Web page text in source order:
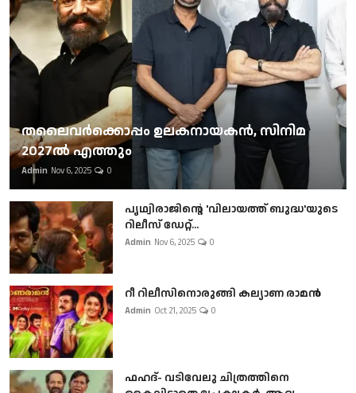
തലൈവര്‍ക്കൊപ്പം ഉലകനായകന്‍, സിനിമ
2027ല്‍ എത്തും
Admin Nov 6, 2025 0
പൃഥ്വിരാജിന്റെ 'വിലായത്ത് ബുദ്ധ'യുടെ
റിലീസ് ഡേറ്റ്...
Admin Nov 6, 2025 0
റീ റിലീസിനൊരുങ്ങി കല്യാണ രാമൻ
Admin Oct 21, 2025 0
ഫഹദ്- വടിവേലു ചിത്രത്തിനെ